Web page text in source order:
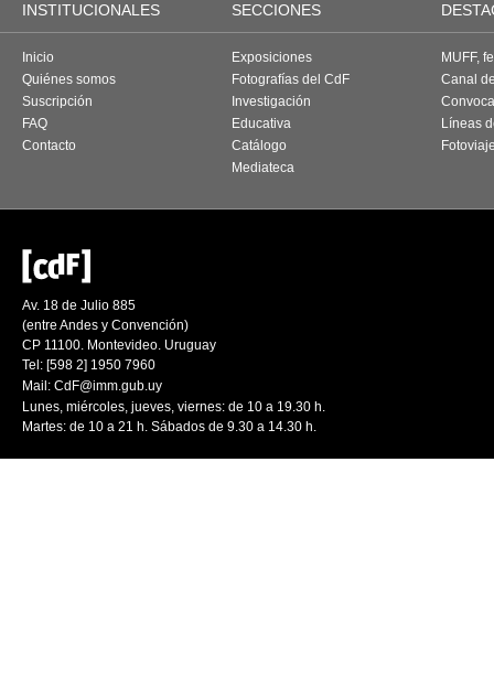
INSTITUCIONALES SECCIONES
Inicio
Quiénes somos
Suscripción
FAQ
Contacto
Exposiciones
Fotografías del CdF
Investigación
Educativa
Catálogo
Mediateca
MUFF,
Canal
Líneas
Av. 18 de Julio 885
(entre Andes y Convención)
CP 11100. Montevideo. Uruguay
Tel: [598 2] 1950 7960
Mail: CdF@imm.gub.uy
Lunes, miércoles, jueves, viernes: de 10 a 19.30 h.
Martes: de 10 a 21 h. Sábados de 9.30 a 14.30 h.